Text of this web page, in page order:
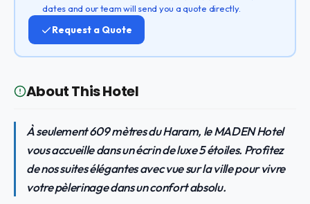
dates and our team will send you a quote directly.
Request a Quote
About This Hotel
À seulement 609 mètres du Haram, le MADEN Hotel
vous accueille dans un écrin de luxe 5 étoiles. Profitez
de nos suites élégantes avec vue sur la ville pour vivre
votre pèlerinage dans un confort absolu.